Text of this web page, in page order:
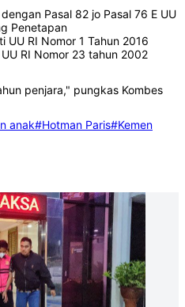
Pasal 82 jo Pasal 76 E UU
Penetapan
UU RI Nomor 1 Tahun 2016
RI Nomor 23 tahun 2002
penjara," pungkas Kombes
anak#Hotman Paris#Kemen